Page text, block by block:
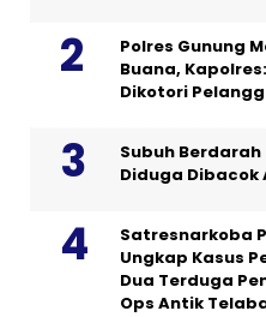
Polres Gunung
Buana,
Dikotori
Subuh Berdarah
Diduga Dibacok
Satresnarkoba
Ungkap Kasus
Dua Terduga
Ops Antik